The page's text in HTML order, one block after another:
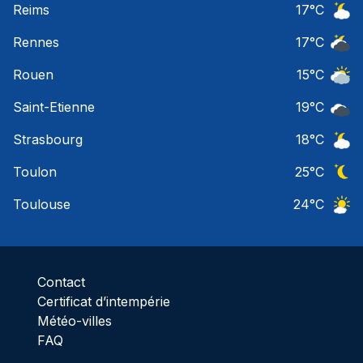
Reims
17°C
Rennes
17°C
Rouen
15°C
Saint-Etienne
19°C
Strasbourg
18°C
Toulon
25°C
Toulouse
24°C
Contact
Certificat d’intempérie
Météo-villes
FAQ